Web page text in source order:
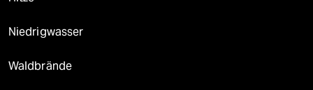
Niedrigwasser
Waldbrände